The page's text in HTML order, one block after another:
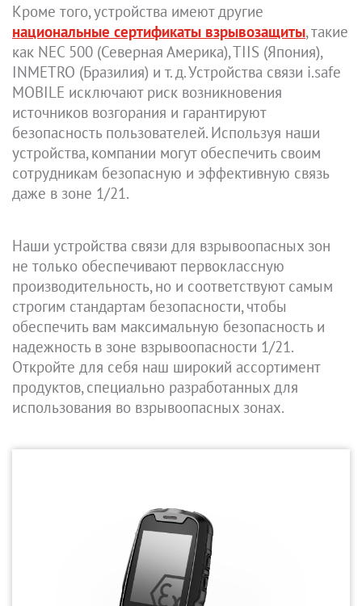
Кроме того, устройства имеют другие
национальные сертификаты взрывозащиты, такие
как NEC 500 (Северная Америка), TIIS (Япония),
INMETRO (Бразилия) и т. д. Устройства связи i.safe
MOBILE исключают риск возникновения
источников возгорания и гарантируют
безопасность пользователей. Используя наши
устройства, компании могут обеспечить своим
сотрудникам безопасную и эффективную связь
даже в зоне 1/21.
Наши устройства связи для взрывоопасных зон
не только обеспечивают первоклассную
производительность, но и соответствуют самым
строгим стандартам безопасности, чтобы
обеспечить вам максимальную безопасность и
надежность в зоне взрывоопасности 1/21.
Откройте для себя наш широкий ассортимент
продуктов, специально разработанных для
использования во взрывоопасных зонах.